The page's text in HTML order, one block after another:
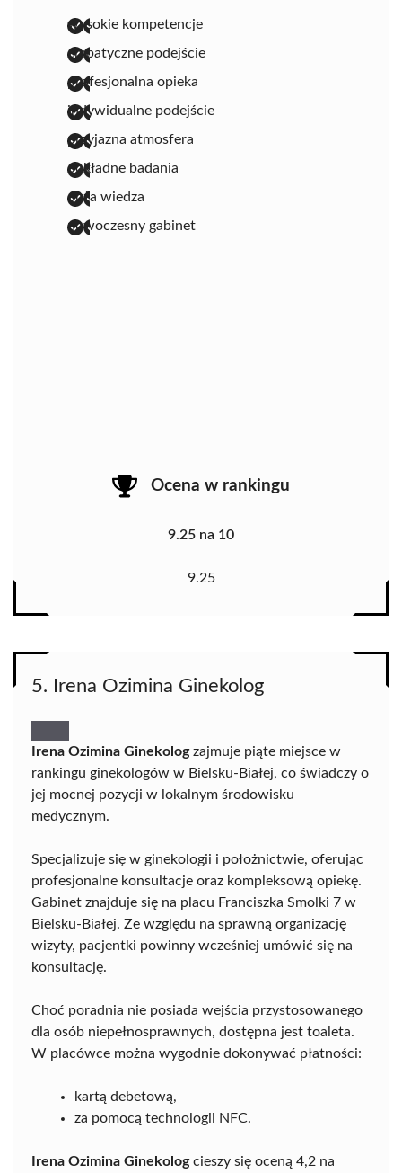
wysokie kompetencje
empatyczne podejście
profesjonalna opieka
indywidualne podejście
przyjazna atmosfera
dokładne badania
duża wiedza
nowoczesny gabinet
Ocena w rankingu
9.25 na 10
9.25
5. Irena Ozimina Ginekolog
Irena Ozimina Ginekologzajmuje piąte miejsce w
rankingu ginekologów w Bielsku-Białej, co świadczy o
jej mocnej pozycji w lokalnym środowisku
medycznym.
Specjalizuje się w ginekologii i położnictwie, oferując
profesjonalne konsultacje oraz kompleksową opiekę.
Gabinet znajduje się na placu Franciszka Smolki 7 w
Bielsku-Białej. Ze względu na sprawną organizację
wizyty, pacjentki powinny wcześniej umówić się na
konsultację.
Choć poradnia nie posiada wejścia przystosowanego
dla osób niepełnosprawnych, dostępna jest toaleta.
W placówce można wygodnie dokonywać płatności:
kartą debetową,
za pomocą technologii NFC.
Irena Ozimina Ginekologcieszy się oceną 4,2 na